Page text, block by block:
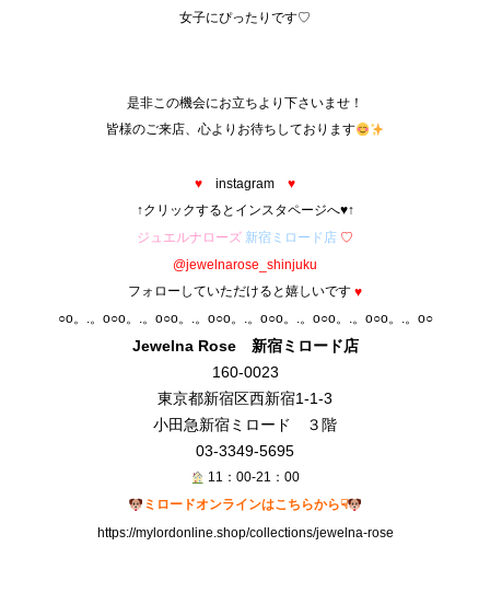
女子にぴったりです♡
是非この機会にお立ちより下さいませ！
皆様のご来店、心よりお待ちしております
♥
instagram
♥
↑クリックするとインスタページへ♥↑
ジュエルナローズ 新宿ミロード店 ♡
@jewelnarose_shinjuku
フォローしていただけると嬉しいです ♥
○o。.。o○o。.。o○o。.。o○o。.。o○o。.。o○o。.。o○o。.。o○
Jewelna Rose 新宿ミロード店
160-0023
東京都新宿区西新宿1-1-3
小田急新宿ミロード ３階
03-3349-5695
11：00-21：00
ミロードオンラインはこちらから☟
https://mylordonline.shop/collections/jewelna-rose